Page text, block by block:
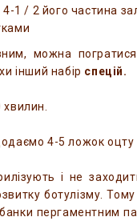
1 / 2 його частина
можна
інший набір спецій.
4-5 ложок оцту
і не
ботулізму.
пергаментним